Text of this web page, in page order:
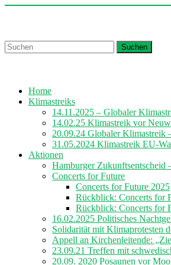
Skip
Suchen
Home
Klimastreiks
14.11.2025 – Globaler
14.02.25 Klimastreik vor
20.09.24 Globaler Klimastreik
31.05.2024 Klimastreik EU-
Aktionen
Hamburger Zukunftsentscheid
Concerts for Future
Concerts for Future 2025
Rückblick: Concerts for
Rückblick: Concerts for
16.02.2025 Politisches
Solidarität mit Klimaprotesten
Appell an Kirchenleitende:
23.09.21 Treffen mit
20.09. 2020 Posaunen vor